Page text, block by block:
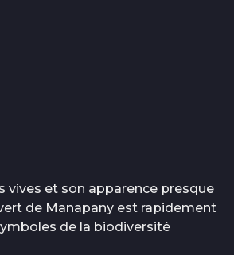
vives et son apparence presque
de Manapany est rapidement
de la biodiversité